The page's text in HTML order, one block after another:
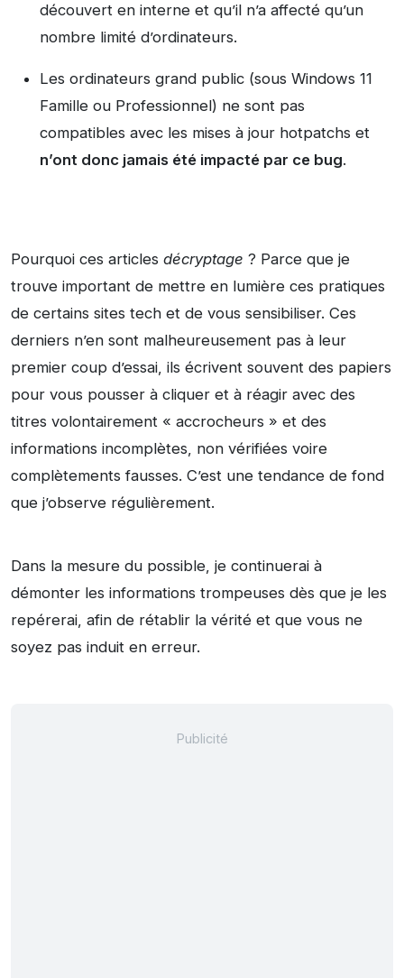
découvert en interne et qu’il n’a affecté qu’un
nombre limité d’ordinateurs.
Les ordinateurs grand public (sous Windows 11
Famille ou Professionnel) ne sont pas
compatibles avec les mises à jour hotpatchs et
n’ont donc jamais été impacté par ce bug.
Pourquoi ces articles décryptage ? Parce que je
trouve important de mettre en lumière ces pratiques
de certains sites tech et de vous sensibiliser. Ces
derniers n’en sont malheureusement pas à leur
premier coup d’essai, ils écrivent souvent des papiers
pour vous pousser à cliquer et à réagir avec des
titres volontairement « accrocheurs » et des
informations incomplètes, non vérifiées voire
complètements fausses. C’est une tendance de fond
que j’observe régulièrement.
Dans la mesure du possible, je continuerai à
démonter les informations trompeuses dès que je les
repérerai, afin de rétablir la vérité et que vous ne
soyez pas induit en erreur.